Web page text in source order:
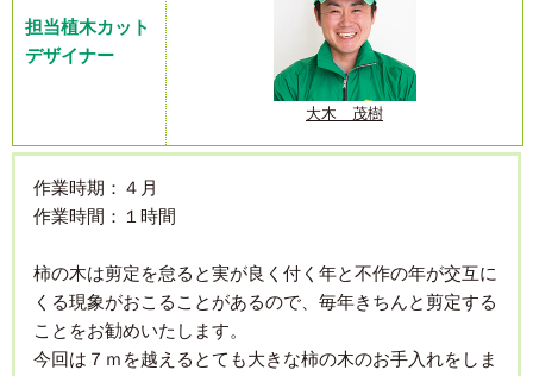
担当植木カット
デザイナー
大木 茂樹
作業時期：４月
作業時間：１時間
柿の木は剪定を怠ると実が良く付く年と不作の年が交互に
くる現象がおこることがあるので、毎年きちんと剪定する
ことをお勧めいたします。
今回は７ｍを越えるとても大きな柿の木のお手入れをしま